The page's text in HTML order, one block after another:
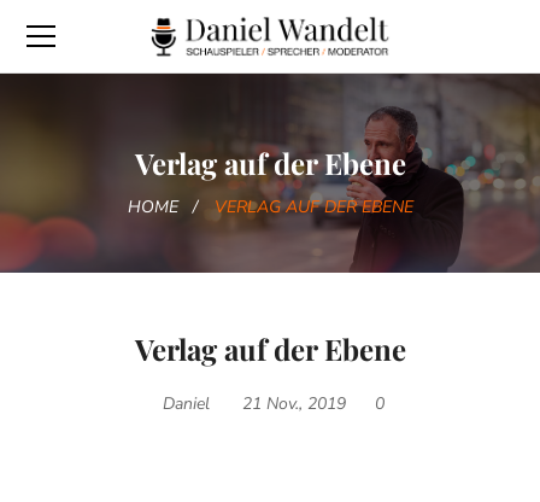
Verlag auf der Ebene
HOME VERLAG AUF DER EBENE
Verlag auf der Ebene
Daniel 21 Nov., 2019 0